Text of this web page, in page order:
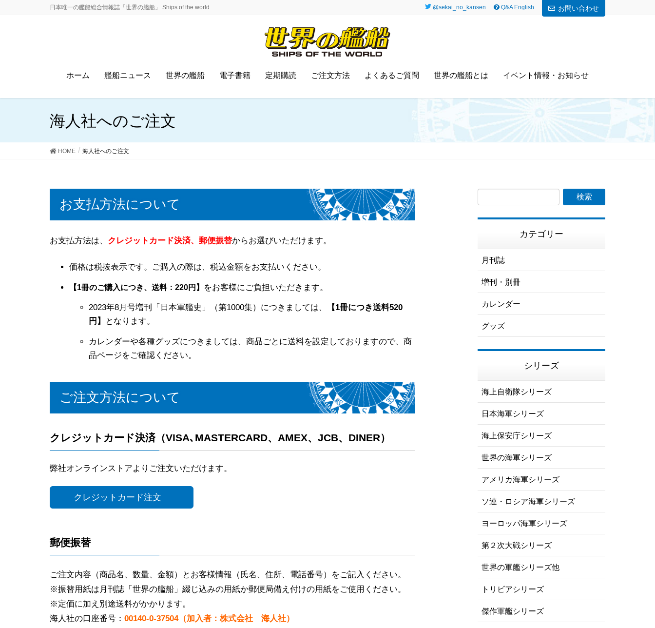
日本唯一の艦船総合情報誌「世界の艦船」 Ships of the world @sekai_no_kansen Q&A English お問い合わせ
ホーム 艦船ニュース 世界の艦船 電子書籍 定期購読 ご注文方法 よくあるご質問 世界の艦船とは イベント情報・お知らせ
海人社へのご注文
HOME 海人社へのご注文
お支払方法について
お支払方法は、 クレジットカード決済、 郵便振替からお選びいただけます。
価格は税抜表示です。ご購入の際は、税込金額をお支払いください。
【1冊のご購入につき、送料：220円】 をお客様にご負担いただきます。
2023年8月号増刊「日本軍艦史」（第1000集）につきましては、
【1冊につき送料520
円】
となります。
カレンダーや各種グッズにつきましては、商品ごとに送料を設定しておりますので、商
品ページをご確認ください。
ご注文方法について
クレジットカード決済（VISA､MASTERCARD、AMEX、JCB、DINER）
弊社オンラインストアよりご注文いただけます。
クレジットカード注文
郵便振替
ご注文内容（商品名、数量、金額）とお客様情報（氏名、住所、電話番号）をご記入ください。
※振替用紙は月刊誌「世界の艦船」綴じ込みの用紙か郵便局備え付けの用紙をご使用ください。
※定価に加え別途送料がかかります。
海人社の口座番号： 00140-0-37504（加入者：株式会社 海人社）
カテゴリー
月刊誌
増刊・別冊
カレンダー
グッズ
シリーズ
海上自衛隊シリーズ
日本海軍シリーズ
海上保安庁シリーズ
世界の海軍シリーズ
アメリカ海軍シリーズ
ソ連・ロシア海軍シリーズ
ヨーロッパ海軍シリーズ
第２次大戦シリーズ
世界の軍艦シリーズ他
トリビアシリーズ
傑作軍艦シリーズ